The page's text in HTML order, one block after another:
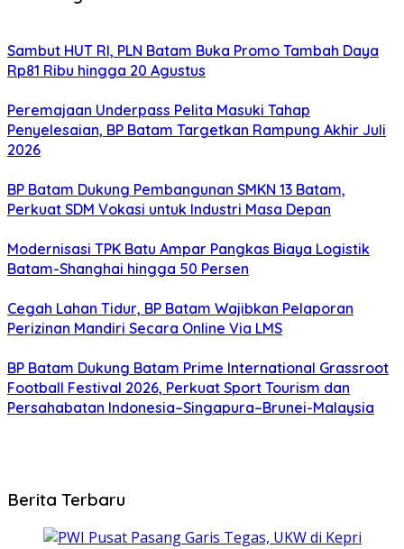
Sambut HUT RI, PLN Batam Buka Promo Tambah Daya
Rp81 Ribu hingga 20 Agustus
Peremajaan Underpass Pelita Masuki Tahap
Penyelesaian, BP Batam Targetkan Rampung Akhir Juli
2026
BP Batam Dukung Pembangunan SMKN 13 Batam,
Perkuat SDM Vokasi untuk Industri Masa Depan
Modernisasi TPK Batu Ampar Pangkas Biaya Logistik
Batam-Shanghai hingga 50 Persen
Cegah Lahan Tidur, BP Batam Wajibkan Pelaporan
Perizinan Mandiri Secara Online Via LMS
BP Batam Dukung Batam Prime International Grassroot
Football Festival 2026, Perkuat Sport Tourism dan
Persahabatan Indonesia–Singapura–Brunei-Malaysia
Berita Terbaru